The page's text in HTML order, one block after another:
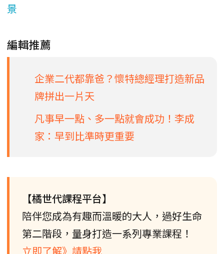
景
編輯推薦
企業二代都靠爸？懷特總經理打造新品
牌拼出一片天
凡事早一點、多一點就會成功！李成
家：早到比準時更重要
【橘世代課程平台】
陪伴您成為有趣而溫暖的大人，過好生命
第二階段，量身打造一系列專業課程！
立即了解》請點我